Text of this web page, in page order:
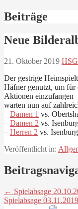
Beiträge
Neue
21. Oktober 2019 HSG
Der gestrige
Häfner genutzt, um für
Aktionen einzufangen
warten nun auf
– Damen 1 vs.
– Damen 2 vs.
– Herren 2 vs.
Veröffentlicht in:
← Spielabsage
Spielabsage